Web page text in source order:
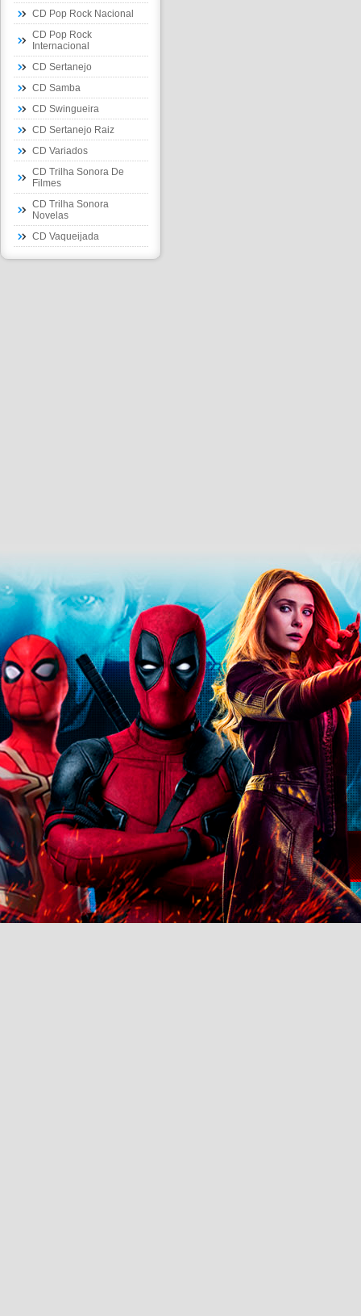
CD Pop Rock Nacional
CD Pop Rock
Internacional
CD Sertanejo
CD Samba
CD Swingueira
CD Sertanejo Raiz
CD Variados
CD Trilha Sonora De
Filmes
CD Trilha Sonora
Novelas
CD Vaqueijada